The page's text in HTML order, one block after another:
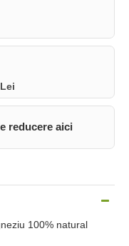
reducere aici
100% natural